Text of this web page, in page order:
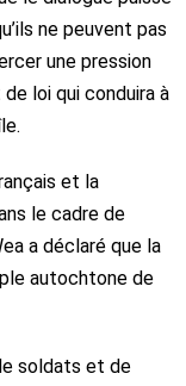
ne peuvent pas
une pression
loi qui conduira à
et la
le cadre de
a déclaré que la
autochtone de
soldats et de